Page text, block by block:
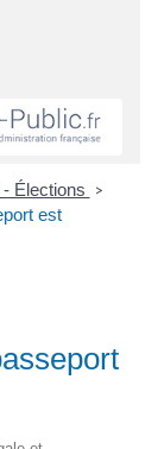
Élections >
est